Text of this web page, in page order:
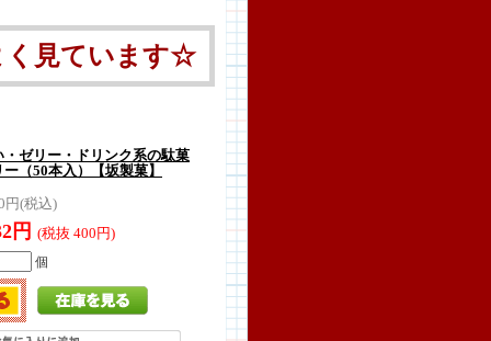
く見ています☆
ゼリー・ドリンク系の駄菓
（50本入）【坂製菓】
円(税込)
円 (税抜 400円)
個